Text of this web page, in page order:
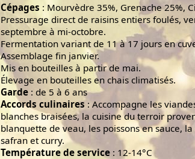
Cépages : Mourvèdre 35%, Grenache 25%,
Pressurage direct de raisins entiers foulés,
septembre à mi-octobre.
Fermentation variant de 11 à 17 jours en
Assemblage fin janvier.
Mis en bouteilles à partir de mai.
Élevage en bouteilles en chais climatisés.
Garde : de 5 à 6 ans
Accords culinaires : Accompagne les
blanches braisées, la cuisine du terroir
blanquette de veau, les poissons en sauce,
safran et curry.
Température de service : 12-14°C